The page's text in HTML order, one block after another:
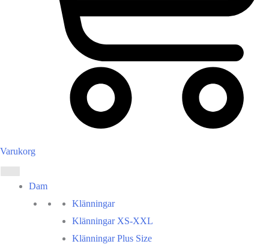
Varukorg
Dam
Klänningar
Klänningar XS-XXL
Klänningar Plus Size